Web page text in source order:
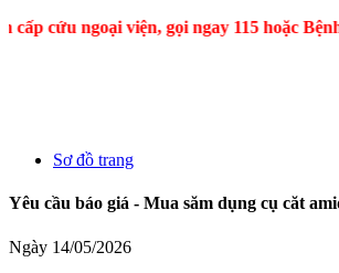
ngoại viện, gọi ngay 115 hoặc Bệnh
Sơ đồ trang
Yêu cầu báo giá - Mua săm dụng cụ căt
Ngày 14/05/2026